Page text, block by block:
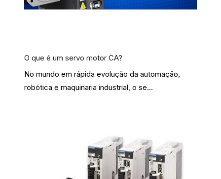
O que é um servo motor CA?
No mundo em rápida evolução da automação,
robótica e maquinaria industrial, o se...